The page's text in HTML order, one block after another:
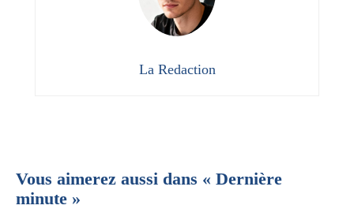
La Redaction
Vous aimerez aussi dans « Dernière
minute »